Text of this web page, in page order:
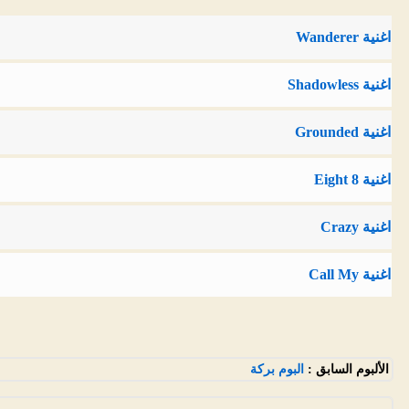
اغنية Wanderer
اغنية Shadowless
اغنية Grounded
اغنية Eight 8
اغنية Crazy
اغنية Call My
الألبوم السابق : البوم بركة